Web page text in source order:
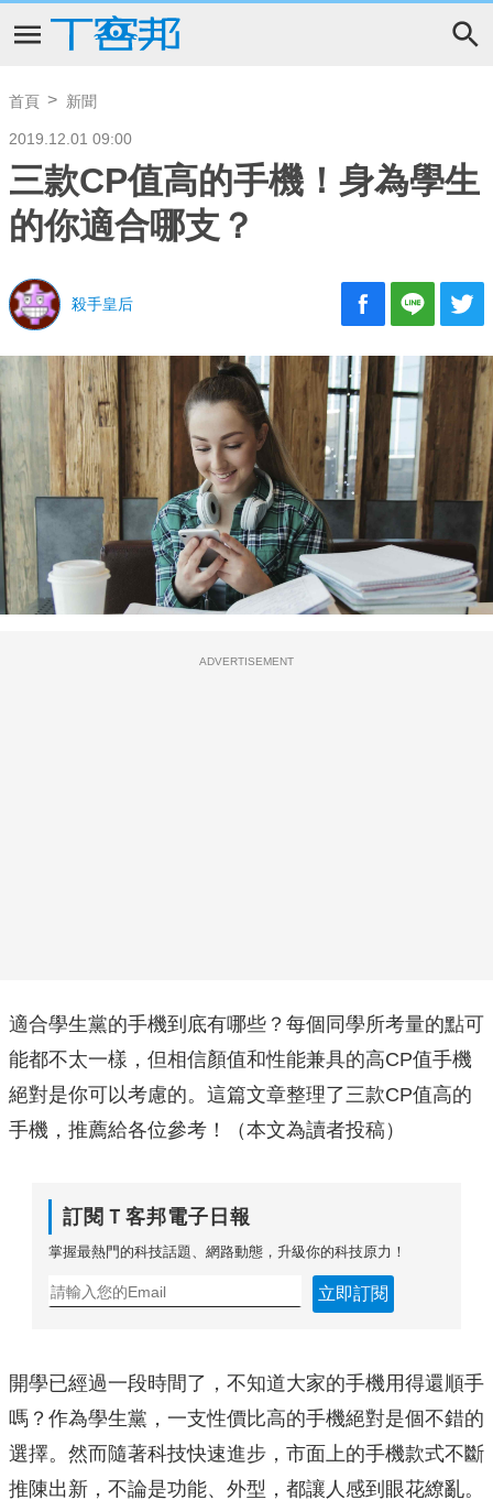
首頁 新聞
2019.12.01 09:00
三款CP值高的手機！身為學生
的你適合哪支？
殺手皇后
ADVERTISEMENT
適合學生黨的手機到底有哪些？每個同學所考量的點可
能都不太一樣，但相信顏值和性能兼具的高CP值手機
絕對是你可以考慮的。這篇文章整理了三款CP值高的
手機，推薦給各位參考！（本文為讀者投稿）
訂閱Ｔ客邦電子日報
掌握最熱門的科技話題、網路動態，升級你的科技原力！
立即訂閱
開學已經過一段時間了，不知道大家的手機用得還順手
嗎？作為學生黨，一支性價比高的手機絕對是個不錯的
選擇。然而隨著科技快速進步，市面上的手機款式不斷
推陳出新，不論是功能、外型，都讓人感到眼花繚亂。